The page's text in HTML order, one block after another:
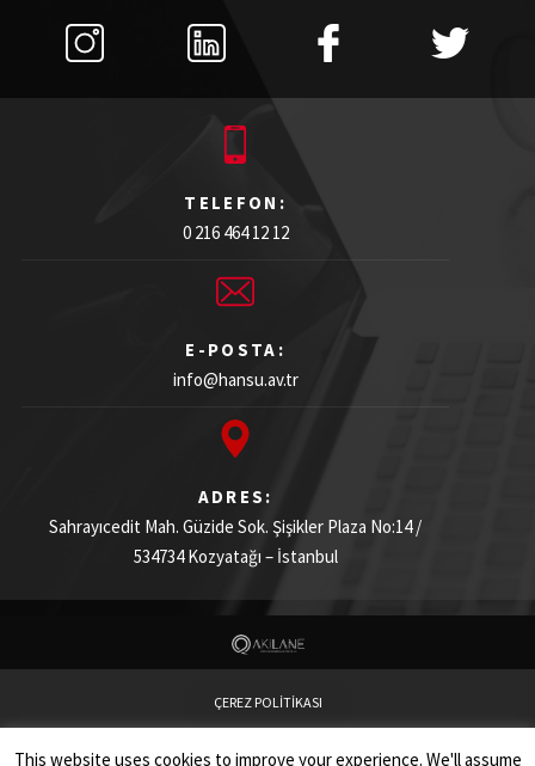
TELEFON:
0 216 464 12 12
E-POSTA:
info@hansu.av.tr
ADRES:
Sahrayıcedit Mah. Güzide Sok. Şişikler Plaza No:14 /
534734Kozyatağı – İstanbul
ÇEREZ POLİTİKASI
This website uses cookies to improve your experience. We'll assume